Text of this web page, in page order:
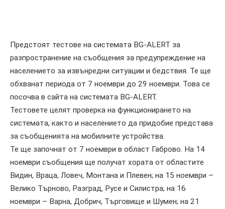
Предстоят тестове на системата BG-ALERT за
разпространение на съобщения за предупреждение на
населението за извънредни ситуации и бедствия. Те ще
обхванат периода от 7 ноември до 29 ноември. Това се
посочва в сайта на системата BG-ALERT.
Тестовете целят проверка на функционирането на
системата, както и населението да придобие представа
за съобщенията на мобилните устройства.
Те ще започнат от 7 ноември в област Габрово. На 14
ноември съобщения ще получат хората от областите
Видин, Враца, Ловеч, Монтана и Плевен; на 15 ноември –
Велико Търново, Разград, Русе и Силистра; на 16
ноември – Варна, Добрич, Търговище и Шумен; на 21